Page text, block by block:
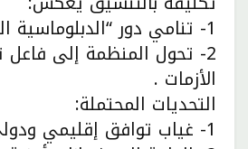
1- تنامي دور “الدبلوماسية البحرية” .
2- تحول المنظمة إلى
الأزمات .
التحديات المحتملة:
1- غياب توافق إقليمي ودولي شامل .